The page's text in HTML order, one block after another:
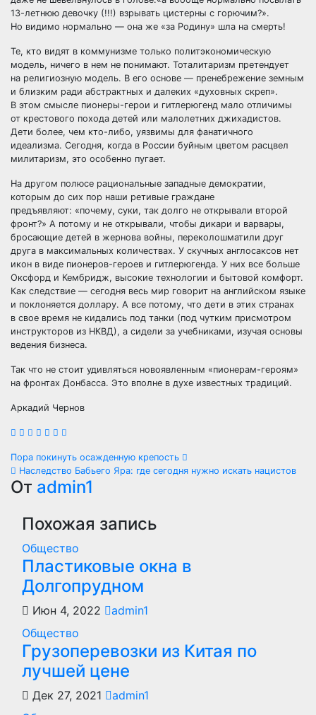
13-летнюю девочку (!!!) взрывать цистерны с горючим?».
Но видимо нормально — она же «за Родину» шла на смерть!
Те, кто видят в коммунизме только политэкономическую
модель, ничего в нем не понимают. Тоталитаризм претендует
на религиозную модель. В его основе — пренебрежение земным
и близким ради абстрактных и далеких «духовных скреп».
В этом смысле пионеры-герои и гитлерюгенд мало отличимы
от крестового похода детей или малолетних джихадистов.
Дети более, чем кто-либо, уязвимы для фанатичного
идеализма. Сегодня, когда в России буйным цветом расцвел
милитаризм, это особенно пугает.
На другом полюсе рациональные западные демократии,
которым до сих пор наши ретивые граждане
предъявляют: «почему, суки, так долго не открывали второй
фронт?» А потому и не открывали, чтобы дикари и варвары,
бросающие детей в жернова войны, переколошматили друг
друга в максимальных количествах. У скучных англосаксов нет
икон в виде пионеров-героев и гитлерюгенда. У них все больше
Оксфорд и Кембридж, высокие технологии и бытовой комфорт.
Как следствие — сегодня весь мир говорит на английском языке
и поклоняется доллару. А все потому, что дети в этих странах
в свое время не кидались под танки (под чутким присмотром
инструкторов из НКВД), а сидели за учебниками, изучая основы
ведения бизнеса.
Так что не стоит удивляться новоявленным «пионерам-героям»
на фронтах Донбасса. Это вполне в духе известных традиций.
Аркадий Чернов
Навигация
по
записям
Пора покинуть осажденную крепость
Наследство Бабьего Яра: где сегодня нужно искать нацистов
От admin1
Похожая запись
Общество
Пластиковые окна в
Долгопрудном
Июн 4, 2022
admin1
Общество
Грузоперевозки из Китая по
лучшей цене
Дек 27, 2021
admin1